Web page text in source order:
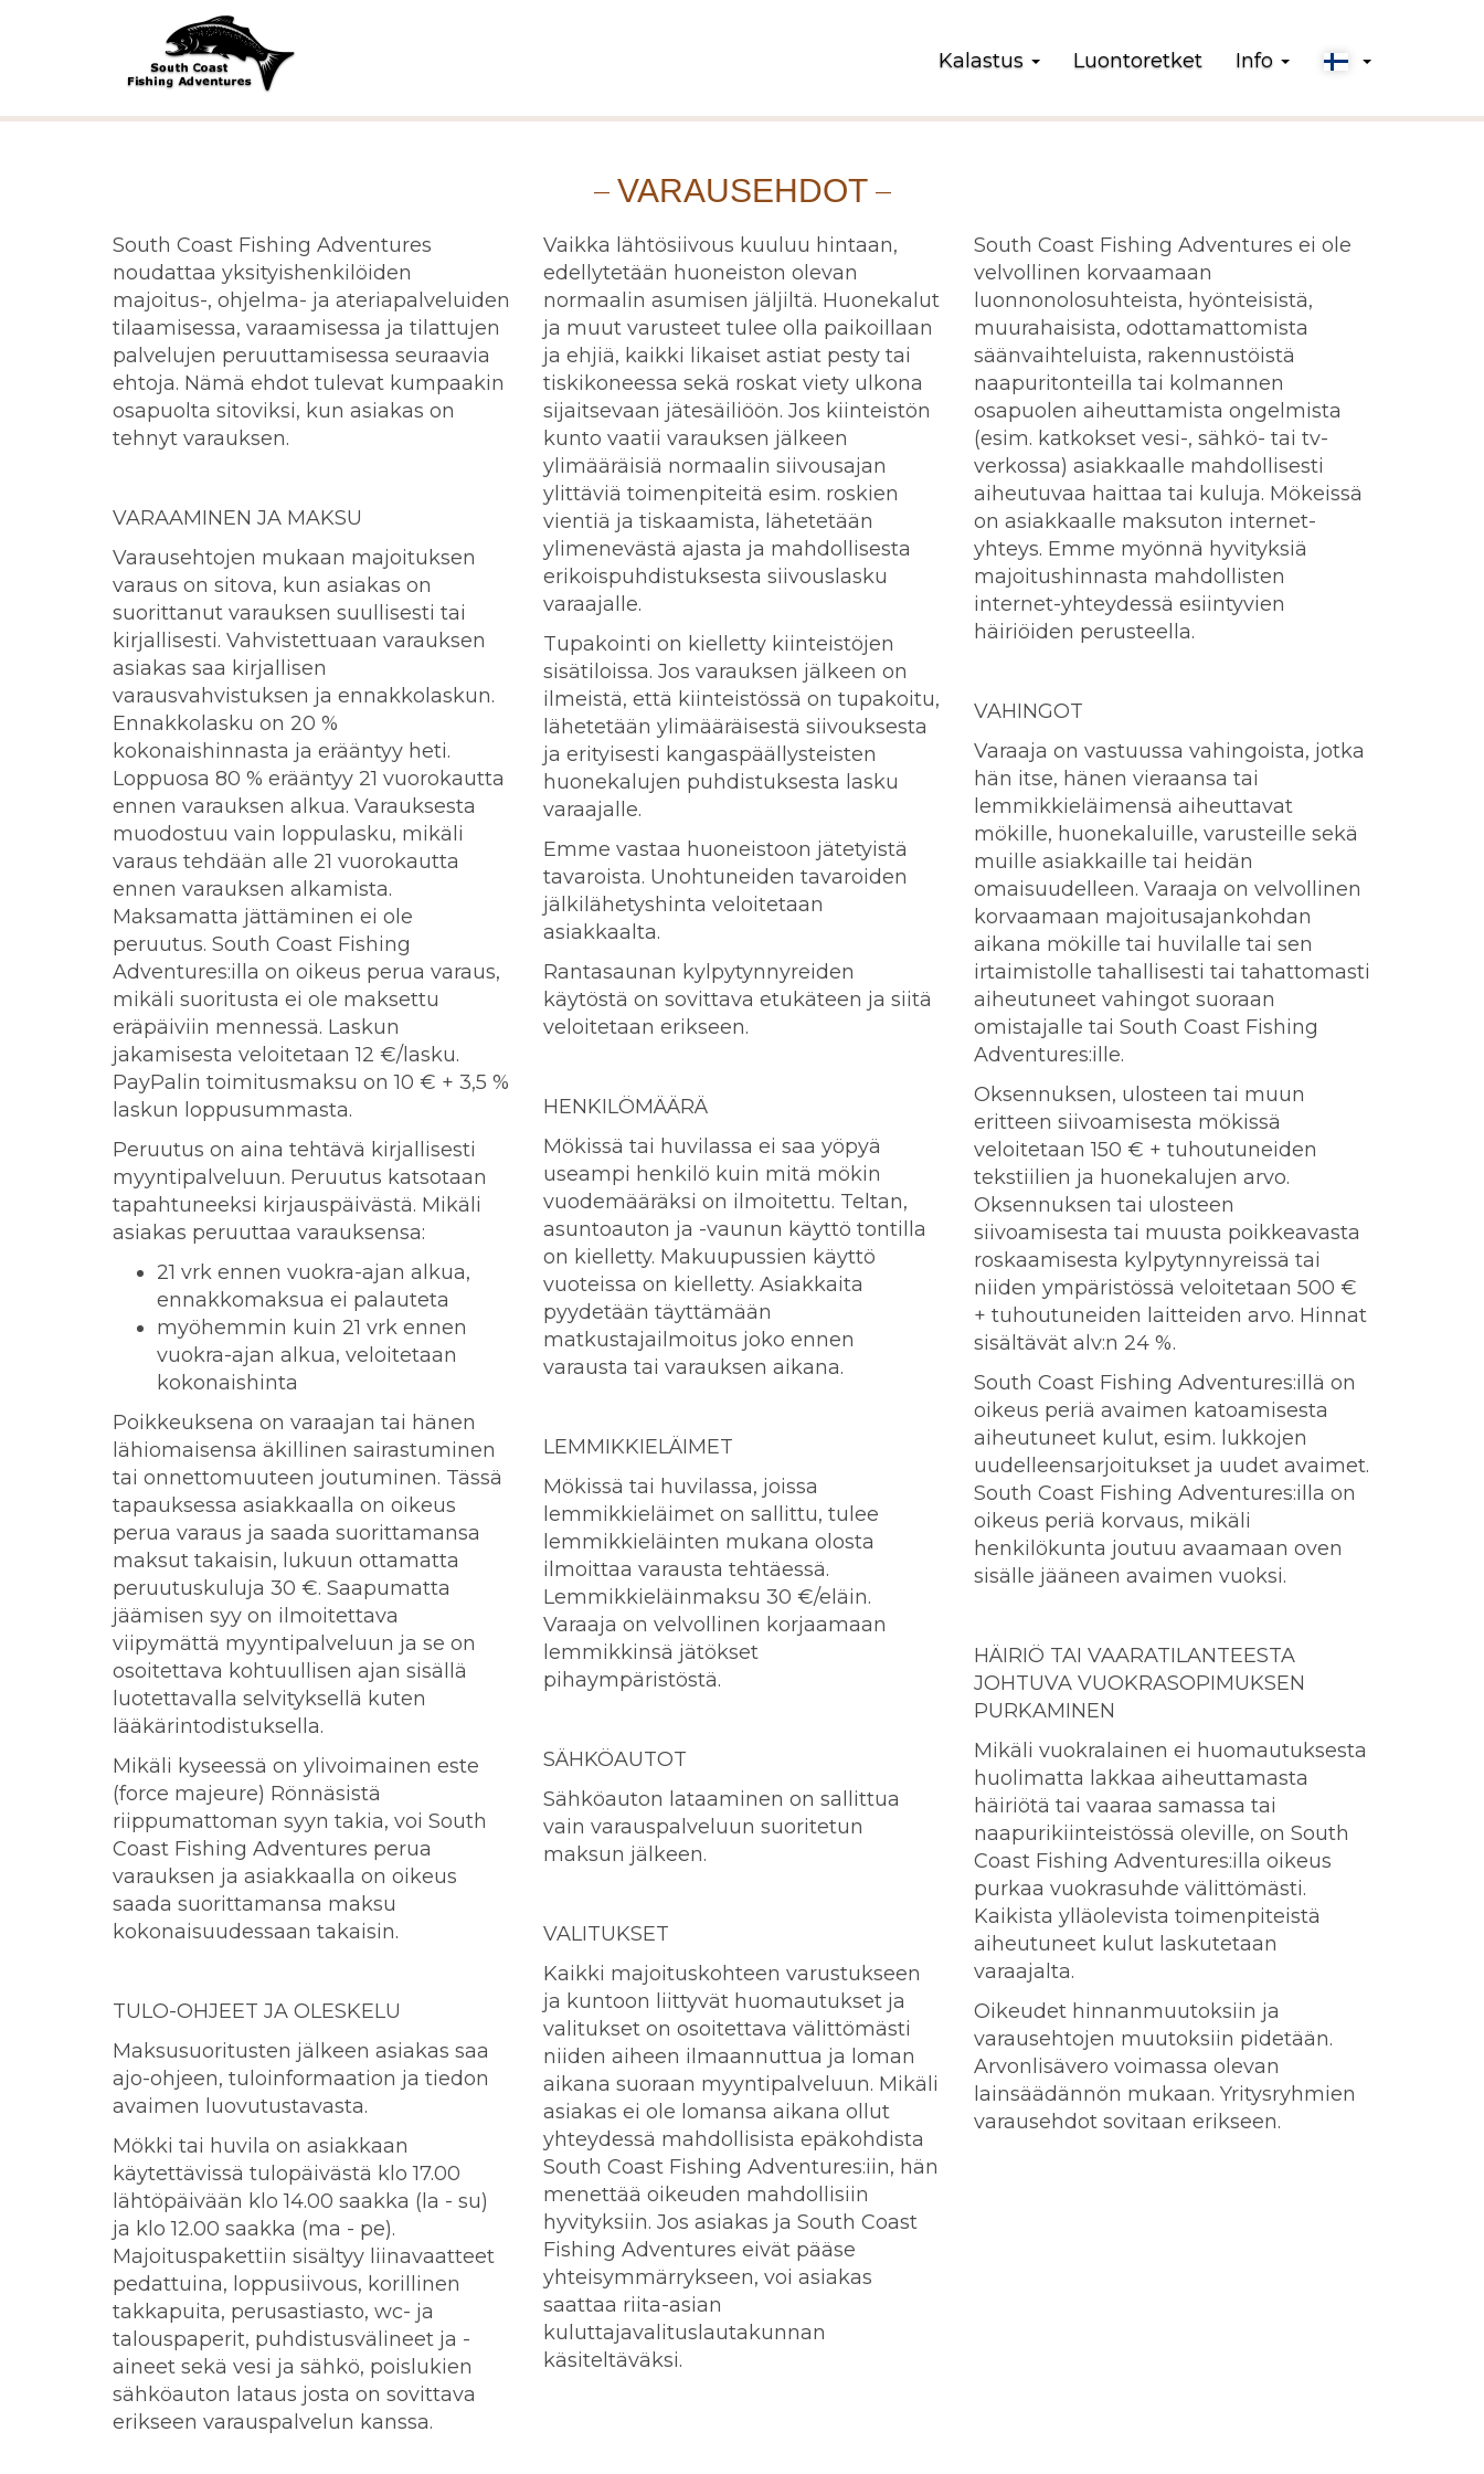
Kalastus Luontoretket Info
VARAUSEHDOT
South Coast Fishing Adventures
noudattaa yksityishenkilöiden
majoitus-, ohjelma- ja ateriapalveluiden
tilaamisessa, varaamisessa ja tilattujen
palvelujen peruuttamisessa seuraavia
ehtoja. Nämä ehdot tulevat kumpaakin
osapuolta sitoviksi, kun asiakas on
tehnyt varauksen.
VARAAMINEN JA MAKSU
Varausehtojen mukaan majoituksen
varaus on sitova, kun asiakas on
suorittanut varauksen suullisesti tai
kirjallisesti. Vahvistettuaan varauksen
asiakas saa kirjallisen
varausvahvistuksen ja ennakkolaskun.
Ennakkolasku on 20 %
kokonaishinnasta ja erääntyy heti.
Loppuosa 80 % erääntyy 21 vuorokautta
ennen varauksen alkua. Varauksesta
muodostuu vain loppulasku, mikäli
varaus tehdään alle 21 vuorokautta
ennen varauksen alkamista.
Maksamatta jättäminen ei ole
peruutus. South Coast Fishing
Adventures:illa on oikeus perua varaus,
mikäli suoritusta ei ole maksettu
eräpäiviin mennessä. Laskun
jakamisesta veloitetaan 12 €/lasku.
PayPalin toimitusmaksu on 10 € + 3,5 %
laskun loppusummasta.
Peruutus on aina tehtävä kirjallisesti
myyntipalveluun. Peruutus katsotaan
tapahtuneeksi kirjauspäivästä. Mikäli
asiakas peruuttaa varauksensa:
21 vrk ennen vuokra-ajan alkua,
ennakkomaksua ei palauteta
myöhemmin kuin 21 vrk ennen
vuokra-ajan alkua, veloitetaan
kokonaishinta
Poikkeuksena on varaajan tai hänen
lähiomaisensa äkillinen sairastuminen
tai onnettomuuteen joutuminen. Tässä
tapauksessa asiakkaalla on oikeus
perua varaus ja saada suorittamansa
maksut takaisin, lukuun ottamatta
peruutuskuluja 30 €. Saapumatta
jäämisen syy on ilmoitettava
viipymättä myyntipalveluun ja se on
osoitettava kohtuullisen ajan sisällä
luotettavalla selvityksellä kuten
lääkärintodistuksella.
Mikäli kyseessä on ylivoimainen este
(force majeure) Rönnäsistä
riippumattoman syyn takia, voi South
Coast Fishing Adventures perua
varauksen ja asiakkaalla on oikeus
saada suorittamansa maksu
kokonaisuudessaan takaisin.
TULO-OHJEET JA OLESKELU
Maksusuoritusten jälkeen asiakas saa
ajo-ohjeen, tuloinformaation ja tiedon
avaimen luovutustavasta.
Mökki tai huvila on asiakkaan
käytettävissä tulopäivästä klo 17.00
lähtöpäivään klo 14.00 saakka (la - su)
ja klo 12.00 saakka (ma - pe).
Majoituspakettiin sisältyy liinavaatteet
pedattuina, loppusiivous, korillinen
takkapuita, perusastiasto, wc- ja
talouspaperit, puhdistusvälineet ja -
aineet sekä vesi ja sähkö, poislukien
sähköauton lataus josta on sovittava
erikseen varauspalvelun kanssa.
Vaikka lähtösiivous kuuluu hintaan,
edellytetään huoneiston olevan
normaalin asumisen jäljiltä. Huonekalut
ja muut varusteet tulee olla paikoillaan
ja ehjiä, kaikki likaiset astiat pesty tai
tiskikoneessa sekä roskat viety ulkona
sijaitsevaan jätesäiliöön. Jos kiinteistön
kunto vaatii varauksen jälkeen
ylimääräisiä normaalin siivousajan
ylittäviä toimenpiteitä esim. roskien
vientiä ja tiskaamista, lähetetään
ylimenevästä ajasta ja mahdollisesta
erikoispuhdistuksesta siivouslasku
varaajalle.
Tupakointi on kielletty kiinteistöjen
sisätiloissa. Jos varauksen jälkeen on
ilmeistä, että kiinteistössä on tupakoitu,
lähetetään ylimääräisestä siivouksesta
ja erityisesti kangaspäällysteisten
huonekalujen puhdistuksesta lasku
varaajalle.
Emme vastaa huoneistoon jätetyistä
tavaroista. Unohtuneiden tavaroiden
jälkilähetyshinta veloitetaan
asiakkaalta.
Rantasaunan kylpytynnyreiden
käytöstä on sovittava etukäteen ja siitä
veloitetaan erikseen.
HENKILÖMÄÄRÄ
Mökissä tai huvilassa ei saa yöpyä
useampi henkilö kuin mitä mökin
vuodemääräksi on ilmoitettu. Teltan,
asuntoauton ja -vaunun käyttö tontilla
on kielletty. Makuupussien käyttö
vuoteissa on kielletty. Asiakkaita
pyydetään täyttämään
matkustajailmoitus joko ennen
varausta tai varauksen aikana.
LEMMIKKIELÄIMET
Mökissä tai huvilassa, joissa
lemmikkieläimet on sallittu, tulee
lemmikkieläinten mukana olosta
ilmoittaa varausta tehtäessä.
Lemmikkieläinmaksu 30 €/eläin.
Varaaja on velvollinen korjaamaan
lemmikkinsä jätökset
pihaympäristöstä.
SÄHKÖAUTOT
Sähköauton lataaminen on sallittua
vain varauspalveluun suoritetun
maksun jälkeen.
VALITUKSET
Kaikki majoituskohteen varustukseen
ja kuntoon liittyvät huomautukset ja
valitukset on osoitettava välittömästi
niiden aiheen ilmaannuttua ja loman
aikana suoraan myyntipalveluun. Mikäli
asiakas ei ole lomansa aikana ollut
yhteydessä mahdollisista epäkohdista
South Coast Fishing Adventures:iin, hän
menettää oikeuden mahdollisiin
hyvityksiin. Jos asiakas ja South Coast
Fishing Adventures eivät pääse
yhteisymmärrykseen, voi asiakas
saattaa riita-asian
kuluttajavalituslautakunnan
käsiteltäväksi.
South Coast Fishing Adventures ei ole
velvollinen korvaamaan
luonnonolosuhteista, hyönteisistä,
muurahaisista, odottamattomista
säänvaihteluista, rakennustöistä
naapuritonteilla tai kolmannen
osapuolen aiheuttamista ongelmista
(esim. katkokset vesi-, sähkö- tai tv-
verkossa) asiakkaalle mahdollisesti
aiheutuvaa haittaa tai kuluja. Mökeissä
on asiakkaalle maksuton internet-
yhteys. Emme myönnä hyvityksiä
majoitushinnasta mahdollisten
internet-yhteydessä esiintyvien
häiriöiden perusteella.
VAHINGOT
Varaaja on vastuussa vahingoista, jotka
hän itse, hänen vieraansa tai
lemmikkieläimensä aiheuttavat
mökille, huonekaluille, varusteille sekä
muille asiakkaille tai heidän
omaisuudelleen. Varaaja on velvollinen
korvaamaan majoitusajankohdan
aikana mökille tai huvilalle tai sen
irtaimistolle tahallisesti tai tahattomasti
aiheutuneet vahingot suoraan
omistajalle tai South Coast Fishing
Adventures:ille.
Oksennuksen, ulosteen tai muun
eritteen siivoamisesta mökissä
veloitetaan 150 € + tuhoutuneiden
tekstiilien ja huonekalujen arvo.
Oksennuksen tai ulosteen
siivoamisesta tai muusta poikkeavasta
roskaamisesta kylpytynnyreissä tai
niiden ympäristössä veloitetaan 500 €
+ tuhoutuneiden laitteiden arvo. Hinnat
sisältävät alv:n 24 %.
South Coast Fishing Adventures:illä on
oikeus periä avaimen katoamisesta
aiheutuneet kulut, esim. lukkojen
uudelleensarjoitukset ja uudet avaimet.
South Coast Fishing Adventures:illa on
oikeus periä korvaus, mikäli
henkilökunta joutuu avaamaan oven
sisälle jääneen avaimen vuoksi.
HÄIRIÖ TAI VAARATILANTEESTA
JOHTUVA VUOKRASOPIMUKSEN
PURKAMINEN
Mikäli vuokralainen ei huomautuksesta
huolimatta lakkaa aiheuttamasta
häiriötä tai vaaraa samassa tai
naapurikiinteistössä oleville, on South
Coast Fishing Adventures:illa oikeus
purkaa vuokrasuhde välittömästi.
Kaikista ylläolevista toimenpiteistä
aiheutuneet kulut laskutetaan
varaajalta.
Oikeudet hinnanmuutoksiin ja
varausehtojen muutoksiin pidetään.
Arvonlisävero voimassa olevan
lainsäädännön mukaan. Yritysryhmien
varausehdot sovitaan erikseen.